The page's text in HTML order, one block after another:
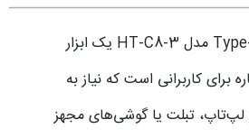
هاب ۸ پورت Type-C مدل HT-C8-3 یک ابزار
برای کاربرانی است که نیاز به
تبلت یا گوشی‌های مجهز